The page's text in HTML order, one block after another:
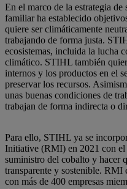
En el marco de la estrategia
familiar ha establecido
quiere ser climáticamente
trabajando de forma justa.
ecosistemas, incluida la lucha
climático. STIHL también
internos y los productos en el
preservar los recursos.
unas buenas condiciones de
trabajan de forma indirecta o
Para ello, STIHL ya se
Initiative (RMI) en 2021 con el
suministro del cobalto y hacer
transparente y sostenible. RMI
con más de 400 empresas